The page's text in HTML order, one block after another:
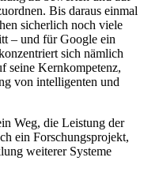
Bis daraus einmal
sicherlich noch viele
– und für Google ein
sich nämlich
seine Kernkompetenz,
von intelligenten und
Weg, die Leistung der
ein Forschungsprojekt,
weiterer Systeme